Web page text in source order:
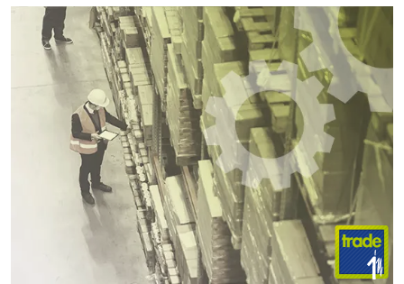
menu « Aide ».
Dans les paramètres (onglet « Général – Peppol »), il est
possible de définir les destinations d’impression qui seront
enregistrées au niveau du client lorsque l’ID Peppol est
déterminé automatiquement par le système.